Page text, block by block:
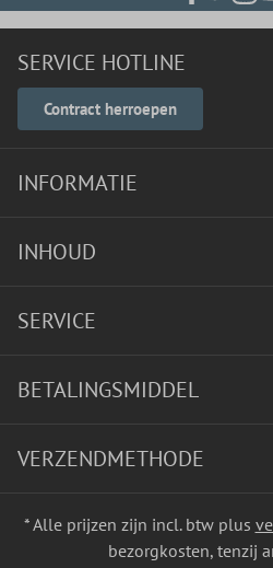
SERVICE HOTLINE
Contract herroepen
INFORMATIE
INHOUD
SERVICE
BETALINGSMIDDEL
VERZENDMETHODE
* Alle prijzen zijn incl. btw plus
bezorgkosten, tenzij